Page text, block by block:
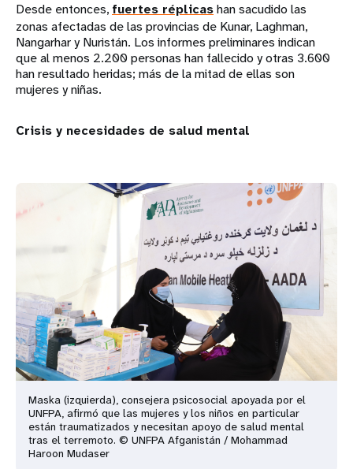
Desde entonces, fuertes réplicashan sacudido las
zonas afectadas de las provincias de Kunar, Laghman,
Nangarhar y Nuristán. Los informes preliminares indican
que al menos 2.200 personas han fallecido y otras 3.600
han resultado heridas; más de la mitad de ellas son
mujeres y niñas.
Crisis y necesidades de salud mental
Maska (izquierda), consejera psicosocial apoyada por el
UNFPA, afirmó que las mujeres y los niños en particular
están traumatizados y necesitan apoyo de salud mental
tras el terremoto. © UNFPA Afganistán / Mohammad
Haroon Mudaser